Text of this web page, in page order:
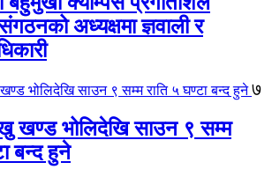
अध्यक्षमा ज्ञवाली र
७
खण्ड भोलिदेखि साउन ९ सम्म
बन्द हुने